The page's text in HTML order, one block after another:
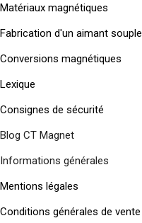
Matériaux magnétiques
Fabrication d'un aimant souple
Conversions magnétiques
Lexique
Consignes de sécurité
Blog CT Magnet
Informations générales
Mentions légales
Conditions générales de vente